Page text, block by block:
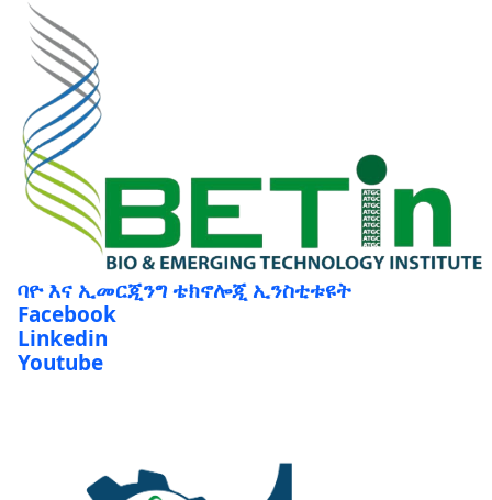
ባዮ እና ኢመርጂንግ ቴክኖሎጂ ኢንስቲቱዩት
Facebook
Linkedin
Youtube